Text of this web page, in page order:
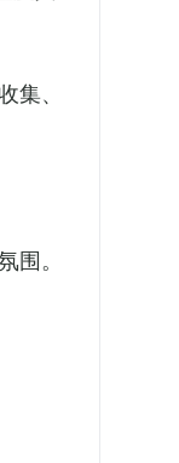
、
。